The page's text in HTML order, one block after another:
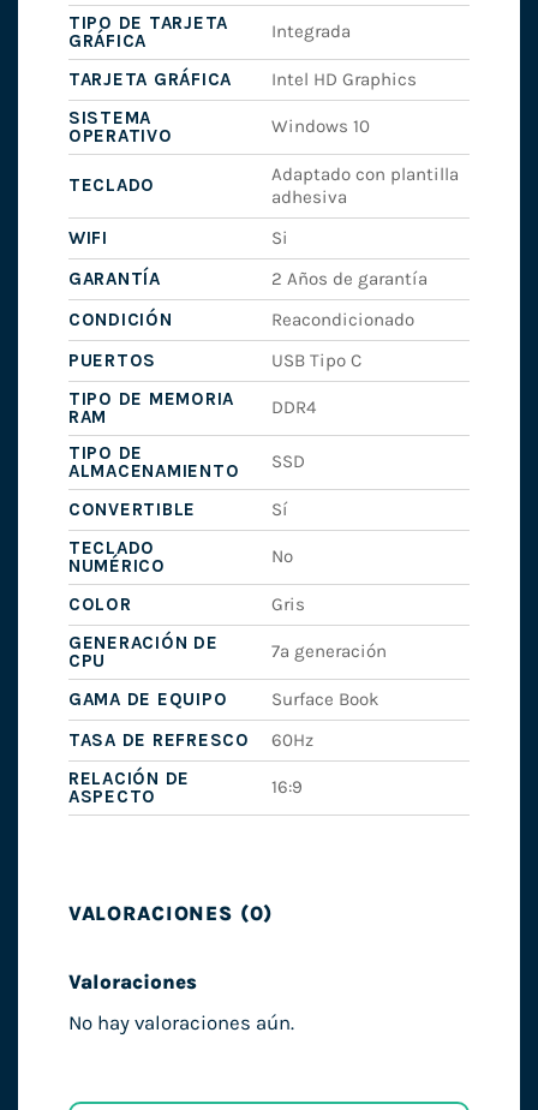
TIPO DE TARJETA
GRÁFICA
Integrada
TARJETA GRÁFICA
Intel HD Graphics
SISTEMA
OPERATIVO
Windows 10
TECLADO
Adaptado con plantilla
adhesiva
WIFI
Si
GARANTÍA
2 Años de garantía
CONDICIÓN
Reacondicionado
PUERTOS
USB Tipo C
TIPO DE MEMORIA
RAM
DDR4
TIPO DE
ALMACENAMIENTO
SSD
CONVERTIBLE
Sí
TECLADO
NUMÉRICO
No
COLOR
Gris
GENERACIÓN DE
CPU
7ª generación
GAMA DE EQUIPO
Surface Book
TASA DE REFRESCO
60Hz
RELACIÓN DE
ASPECTO
16:9
VALORACIONES (0)
Valoraciones
No hay valoraciones aún.